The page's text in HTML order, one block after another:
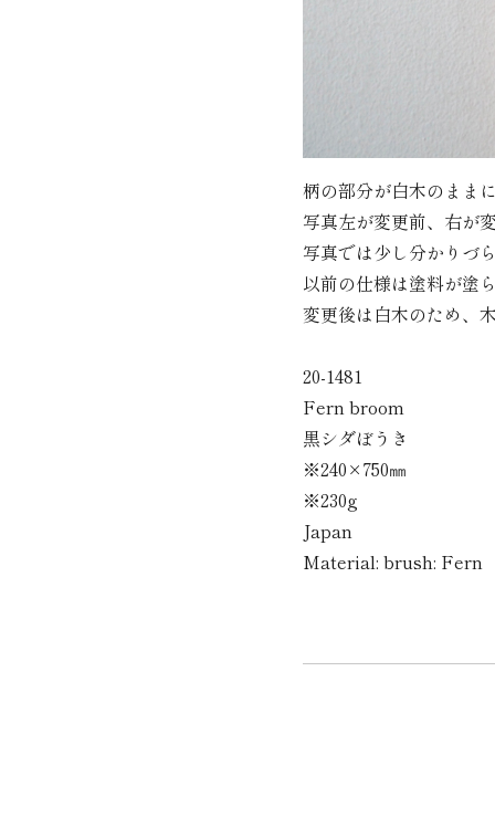
柄の部分が白木のまま
写真左が変更前、右が
写真では少し分かりづ
以前の仕様は塗料が塗
変更後は白木のため、
20-1481
Fern broom
黒シダぼうき
※240×750㎜
※230g
Japan
Material: brush: Fern